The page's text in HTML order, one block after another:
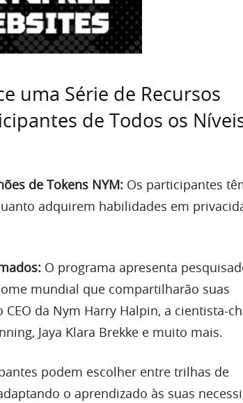
uma Série de Recursos
de Todos os
de Tokens NYM: Os participantes
adquirem habilidades em
O programa apresenta
mundial que compartilharão suas
da Nym Harry Halpin, a cientista-
Jaya Klara Brekke e muito mais.
podem escolher entre trilhas de
o aprendizado às suas